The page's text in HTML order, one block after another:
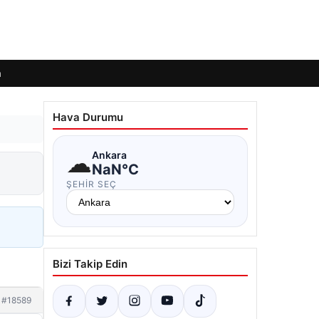
#18589
Hava Durumu
☁Ankara
NaN°C
ŞEHIR SEÇ
Bizi Takip Edin